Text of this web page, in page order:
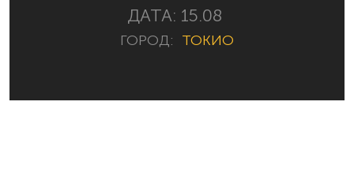
ДАТА: 15.08
ГОРОД: ТОКИО